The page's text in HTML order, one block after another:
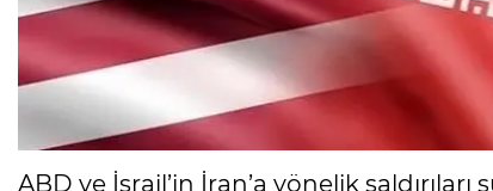
ABD ve İsrail’in İran’a yönelik